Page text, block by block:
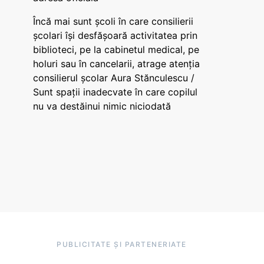
Încă mai sunt școli în care consilierii
școlari își desfășoară activitatea prin
biblioteci, pe la cabinetul medical, pe
holuri sau în cancelarii, atrage atenția
consilierul școlar Aura Stănculescu /
Sunt spații inadecvate în care copilul
nu va destăinui nimic niciodată
PUBLICITATE ȘI PARTENERIATE